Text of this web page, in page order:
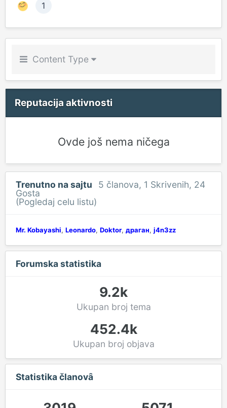
1
Content Type
Reputacija aktivnosti
Ovde još nema ničega
Trenutno na sajtu 5 članova, 1 Skrivenih, 24
Gosta
(Pogledaj celu listu)
Mr. Kobayashi Leonardo Doktor драган j4n3zz
Forumska statistika
9.2k
Ukupan broj tema
452.4k
Ukupan broj objava
Statistika članovȃ